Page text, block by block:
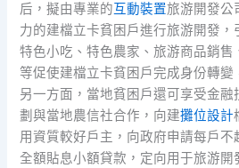
后，擬由專業的互動裝置旅游開發公
力的建檔立卡貧困戶進行旅游開發
特色小吃、特色農家、旅游商品銷售
等促使建檔立卡貧困戶完成身份轉變
另一方面，當地貧困戶還可享受金
劃與當地農信社合作，向建攤位設計
用資質較好戶主，向政府申請每戶
全額貼息小額貸款，定向用于旅游開